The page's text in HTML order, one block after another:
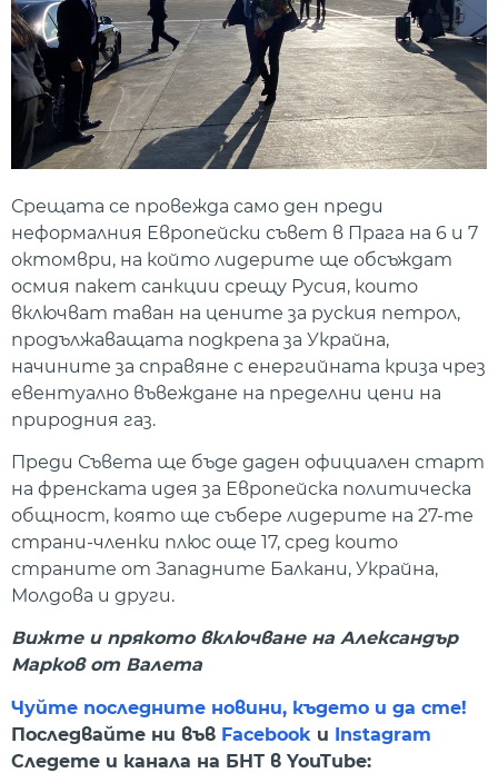
Срещата се провежда само ден преди
неформалния Европейски съвет в Прага на 6 и 7
октомври, на който лидерите ще обсъждат
осмия пакет санкции срещу Русия, които
включват таван на цените за руския петрол,
продължаващата подкрепа за Украйна,
начините за справяне с енергийната криза чрез
евентуално въвеждане на пределни цени на
природния газ.
Преди Съвета ще бъде даден официален старт
на френската идея за Европейска политическа
общност, която ще събере лидерите на 27-те
страни-членки плюс още 17, сред които
страните от Западните Балкани, Украйна,
Молдова и други.
Вижте и прякото включване на Александър
Марков от Валета
Чуйте последните новини, където и да сте!
Последвайте ни във Facebook и Instagram
Следете и канала на БНТ в YouTube: